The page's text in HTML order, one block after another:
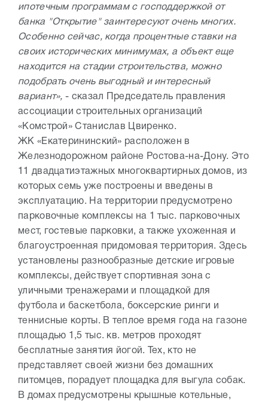
ипотечным программам с господдержкой от
банка "Открытие" заинтересуют очень многих.
Особенно сейчас, когда процентные ставки на
своих исторических минимумах, а объект еще
находится на стадии строительства, можно
подобрать очень выгодный и интересный
вариант»,- сказал Председатель правления
ассоциации строительных организаций
«Комстрой» Станислав Цвиренко.
ЖК «Екатерининский» расположен в
Железнодорожном районе Ростова-на-Дону. Это
11 двадцатиэтажных многоквартирных домов, из
которых семь уже построены и введены в
эксплуатацию. На территории предусмотрено
парковочные комплексы на 1 тыс. парковочных
мест, гостевые парковки, а также ухоженная и
благоустроенная придомовая территория. Здесь
установлены разнообразные детские игровые
комплексы, действует спортивная зона с
уличными тренажерами и площадкой для
футбола и баскетбола, боксерские ринги и
теннисные корты. В теплое время года на газоне
площадью 1,5 тыс. кв. метров проходят
бесплатные занятия йогой. Тех, кто не
представляет своей жизни без домашних
питомцев, порадует площадка для выгула собак.
В домах предусмотрены крышные котельные,